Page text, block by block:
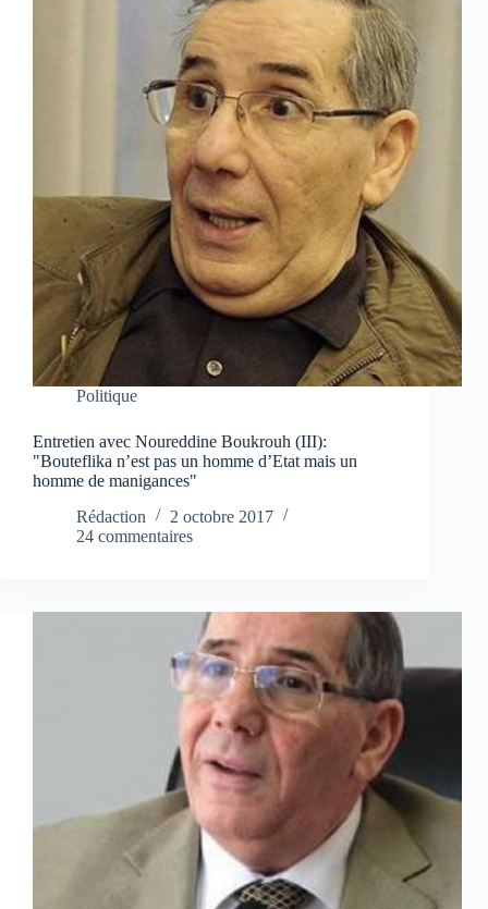
Politique
Entretien avec Noureddine Boukrouh (III):
"Bouteflika n’est pas un homme d’Etat mais un
homme de manigances"
Rédaction
2 octobre 2017
24 commentaires